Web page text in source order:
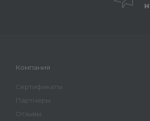
Компания
Сертификаты
Партнеры
Отзывы